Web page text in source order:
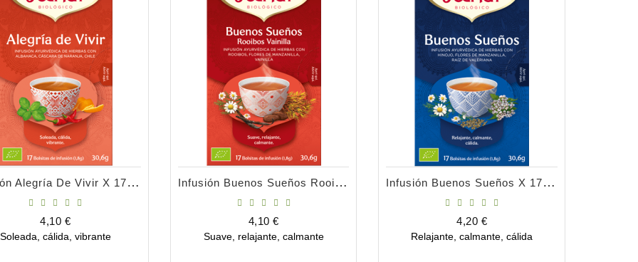
Colágeno Forte 90 Cápsulas
23,60 €
Infusión Alegría De Vivir X 17 Bolsitas
Precio
4,10 €
Soleada, cálida, vibrante
Comprar
Infusión Buenos Sueños Rooibos Vainilla
Precio
4,10 €
Suave, relajante, calmante
Comprar
Infusión Buenos Sueños X 17 Bolsitas
Precio
4,20 €
Relajante, calmante, cálida
Comprar